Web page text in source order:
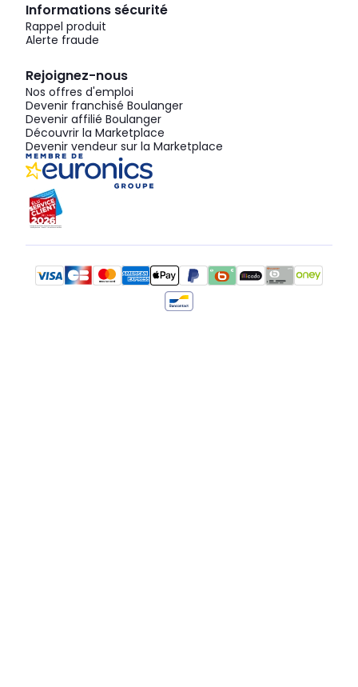
Informations sécurité
Rappel produit
Alerte fraude
Rejoignez-nous
Nos offres d'emploi
Devenir franchisé Boulanger
Devenir affilié Boulanger
Découvrir la Marketplace
Devenir vendeur sur la Marketplace